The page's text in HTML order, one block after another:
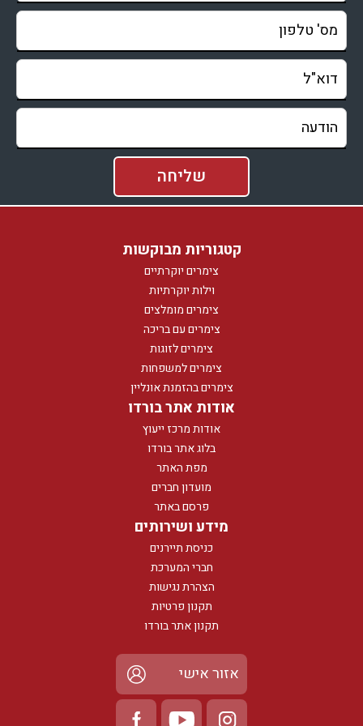
קטגוריות מבוקשות
צימרים יוקרתיים
וילות יוקרתיות
צימרים מומלצים
צימרים עם בריכה
צימרים לזוגות
צימרים למשפחות
צימרים בהזמנת אונליין
אודות אתר בורדו
אודות מרכז ייעוץ
בלוג אתר בורדו
מפת האתר
מועדון חברים
פרסם באתר
מידע ושירותים
כניסת תיירנים
חברי המערכת
הצהרת נגישות
תקנון פרטיות
תקנון אתר בורדו
אזור אישי